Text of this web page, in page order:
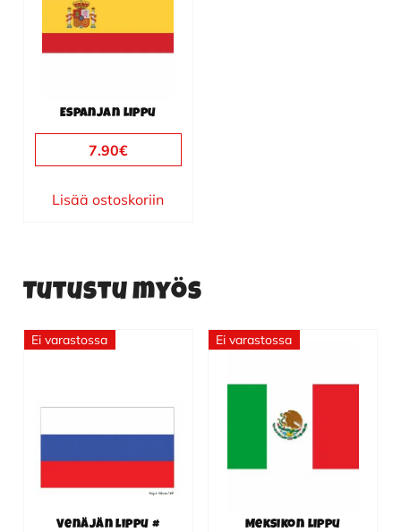
Espanjan lippu
7.90€
Lisää ostoskoriin
Tutustu myös
Ei varastossa
Venäjän lippu #
Ei varastossa
Meksikon lippu